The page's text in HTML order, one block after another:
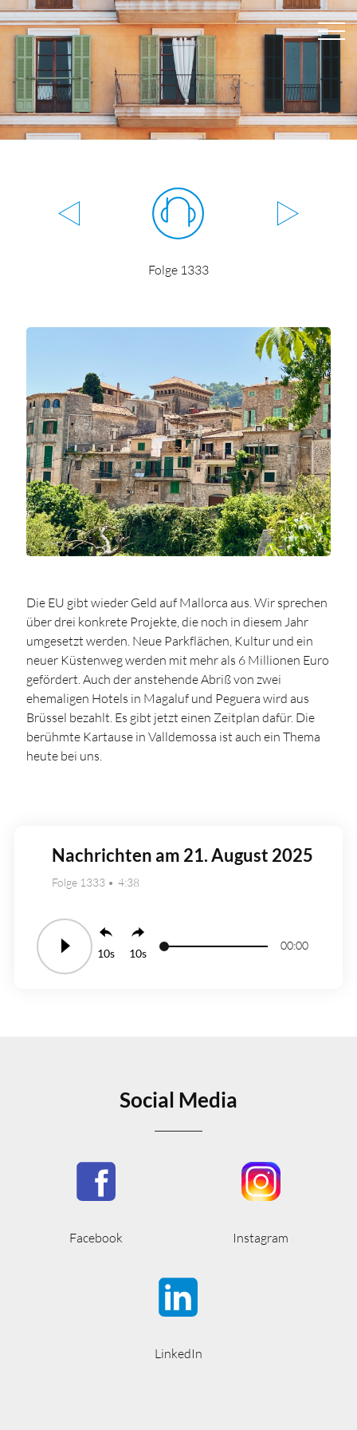
Folge 1333
Die EU gibt wieder Geld auf Mallorca aus. Wir sprechen
über drei konkrete Projekte, die noch in diesem Jahr
umgesetzt werden. Neue Parkflächen, Kultur und ein
neuer Küstenweg werden mit mehr als 6 Millionen Euro
gefördert. Auch der anstehende Abriß von zwei
ehemaligen Hotels in Magaluf und Peguera wird aus
Brüssel bezahlt. Es gibt jetzt einen Zeitplan dafür. Die
berühmte Kartause in Valldemossa ist auch ein Thema
heute bei uns.
Nachrichten am 21. August 2025
Folge 1333 4:38
10 10
00:00
Social Media
Facebook Instagram
LinkedIn